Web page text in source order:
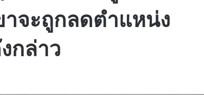
จะถูกลดตำแหน่ง
กล่าว